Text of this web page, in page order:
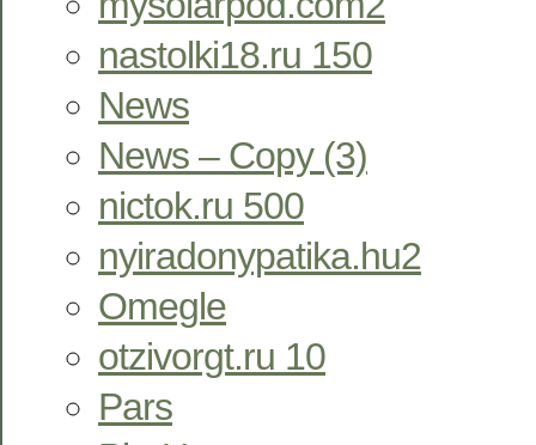
nastolki18.ru 150
News
News – Copy (3)
nictok.ru 500
nyiradonypatika.hu2
Omegle
otzivorgt.ru 10
Pars